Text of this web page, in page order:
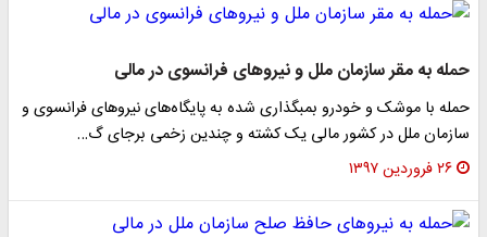
حمله به مقر سازمان ملل و نیروهای فرانسوی در مالی
حمله با موشک و خودرو بمبگذاری شده به پایگاه‌های نیرو‌های فرانسوی و
سازمان ملل در کشور مالی یک کشته و چندین زخمی برجای گ…
۲۶ فروردین ۱۳۹۷